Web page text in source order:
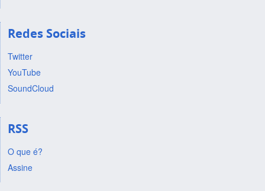
Redes Sociais
Twitter
YouTube
SoundCloud
RSS
O que é?
Assine